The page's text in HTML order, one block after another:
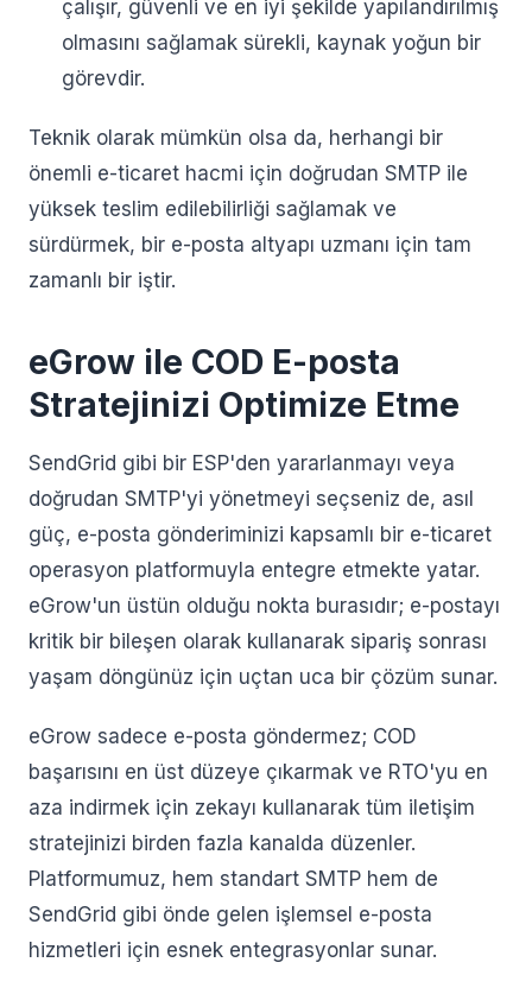
çalışır, güvenli ve en iyi şekilde yapılandırılmış
olmasını sağlamak sürekli, kaynak yoğun bir
görevdir.
Teknik olarak mümkün olsa da, herhangi bir
önemli e-ticaret hacmi için doğrudan SMTP ile
yüksek teslim edilebilirliği sağlamak ve
sürdürmek, bir e-posta altyapı uzmanı için tam
zamanlı bir iştir.
eGrow ile COD E-posta
Stratejinizi Optimize Etme
SendGrid gibi bir ESP'den yararlanmayı veya
doğrudan SMTP'yi yönetmeyi seçseniz de, asıl
güç, e-posta gönderiminizi kapsamlı bir e-ticaret
operasyon platformuyla entegre etmekte yatar.
eGrow'un üstün olduğu nokta burasıdır; e-postayı
kritik bir bileşen olarak kullanarak sipariş sonrası
yaşam döngünüz için uçtan uca bir çözüm sunar.
eGrow sadece e-posta göndermez; COD
başarısını en üst düzeye çıkarmak ve RTO'yu en
aza indirmek için zekayı kullanarak tüm iletişim
stratejinizi birden fazla kanalda düzenler.
Platformumuz, hem standart SMTP hem de
SendGrid gibi önde gelen işlemsel e-posta
hizmetleri için esnek entegrasyonlar sunar.